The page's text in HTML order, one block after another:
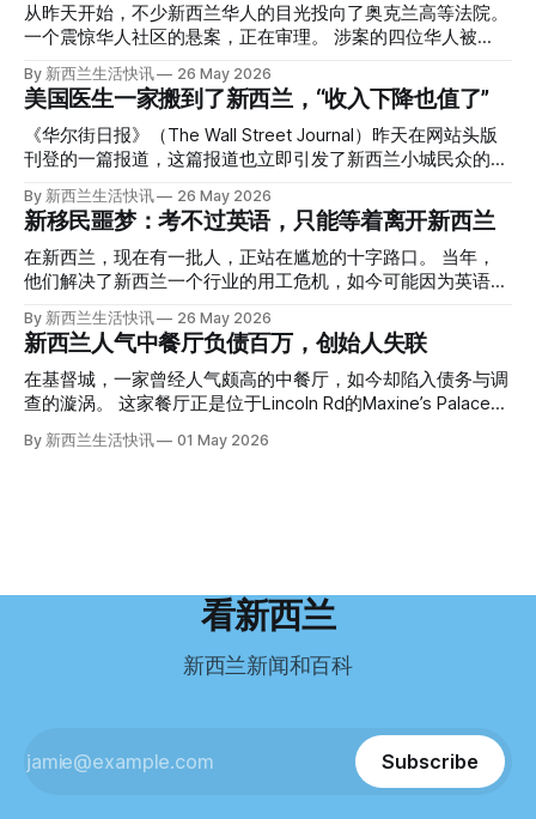
从昨天开始，不少新西兰华人的目光投向了奥克兰高等法院。
一个震惊华人社区的悬案，正在审理。 涉案的四位华人被
告，站在了法庭，被控与一位70岁中国女人的死有关。 事情
的复杂程度，远超人们的想象。 神秘的黑色塑料袋 先让我们
回到2024年3月12日。 新西兰一个名叫Paul Middleton的老
人，在奥克兰Gulf Harbour钓鱼时，发现了一个黑色塑料袋，
里面是一堆衣服。 再扒开衣服，他看到了一只手，一只人
腰部对折，黑色胶带缠着头、手腕和身体，整个人被绑成胎儿
状。 两个10公斤的米袋装满了石头，用胶带死死缠在尸体
上。 死者是亚洲面孔的老年女性，头部、脸、胳膊都有钝器
伤，当时身穿一件“娟燕牌”内衣和黑色长裤。 她是谁？没有人
Operation Parade的案子，开始调查。 米袋泄露秘密 破案的
关键，是两个米袋。这两个塑料米袋里装着用来压住尸体的花
园石头。 每个米袋上都有序列号。 警察一家家查，发现这批
米是在奥克兰北岸一家超市卖的。
By 新西兰生活快讯 26 May 2026
美国医生一家搬到了新西兰，“收入下降也值了”
《华尔街日报》（The Wall Street Journal）昨天在网站头版
刊登的一篇报道，这篇报道也立即引发了新西兰小城民众的兴
趣： “精疲力尽的美国医生，正在离开美国，前往新西兰一座
偏远小镇。” “精疲力尽的美国医生”搬家新西兰 四年前，在加
州拉霍亚（La Jolla）一家医院担任内科医生的Brandon
Williams医生达到了崩溃的边缘。 患者人数激增、医疗人员短
缺、医疗事故诉讼的威胁，以及对患者无力支付医疗费用的忧
（PTSD）。他的其中一位同事甚至因自杀身亡。 他并不想放
弃从医，但他不想再在美国行医了。 于是，他与38岁的妻子
Ellen Williams开始在欧洲寻找更好的选择。 就在那时，他收
到了一封来自新西兰医疗招聘人员的信。 “虽然跑到那个‘与世
义。”现年39岁的加州人Brandon说道。 2024年11月，这家人
By 新西兰生活快讯 26 May 2026
新移民噩梦：考不过英语，只能等着离开新西兰
在新西兰，现在有一批人，正站在尴尬的十字路口。 当年，
他们解决了新西兰一个行业的用工危机，如今可能因为英语考
试，不得不在几年内离开这个国家。 一位移民的无奈感叹：
“如果我们真能考到那个分数，就不会来开公交车了。” 因为英
语，他们一直无法上岸 来自菲律宾的Ryan De Guzman，就是
这批人中的一员。 2023年，当他看到新西兰招聘海外公交司
机的信息时，几乎没有犹豫就提交了申请。 “我听说这里气候
年3月抵达奥克兰。 当时心里盘算着：努力工作两年，申请居
所需的英语门槛。 De Guzman选择了另一项考试——
Pearson Test of English，最终成绩是45分，而申请要求是58
By 新西兰生活快讯 26 May 2026
新西兰人气中餐厅负债百万，创始人失联
在基督城，一家曾经人气颇高的中餐厅，如今却陷入债务与调
查的漩涡。 这家餐厅正是位于Lincoln Rd的Maxine’s Palace。
其背后的公司已进入清算程序，债务总额接近100万纽币，而
引人关注的是——清算人目前无法联系到创始人本人。 今年3
纽币，员工索赔金额仍在核算中。 整体债务规模，已经逼近
这导致公司财务记录尚未完全掌握，资产处置是否合理仍待核
在核查资产出售是否符合市
By 新西兰生活快讯 01 May 2026
看新西兰
新西兰新闻和百科
Subscribe